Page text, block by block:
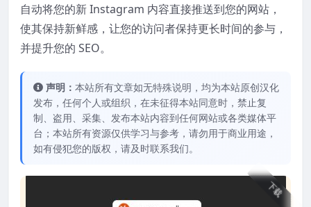
自动将您的新 Instagram 内容直接推送到您的网站，
使其保持新鲜感，让您的访问者保持更长时间的参与，
并提升您的 SEO。
声明： 本站所有文章如无特殊说明，均为本站原创汉化
发布，任何个人或组织，在未征得本站同意时，禁止复
制、盗用、采集、发布本站内容到任何网站或各类媒体平
台；本站所有资源仅供学习与参考，请勿用于商业用途，
如有侵犯您的版权，请及时联系我们。
下载